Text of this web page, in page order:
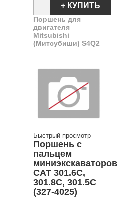
+ КУПИТЬ
Поршень для
двигателя
Mitsubishi
(Митсубиши) S4Q2
Быстрый просмотр
Поршень с
пальцем
миниэкскаваторов
CAT 301.6C,
301.8C, 301.5C
(327-4025)